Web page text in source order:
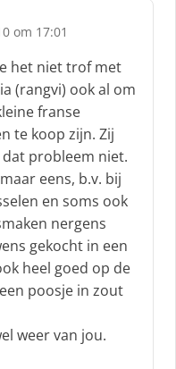
om 17:01
het niet trof met
(rangvi) ook al om
franse
te koop zijn. Zij
probleem niet.
eens, b.v. bij
en soms ook
nergens
gekocht in een
heel goed op de
poosje in zout
weer van jou.